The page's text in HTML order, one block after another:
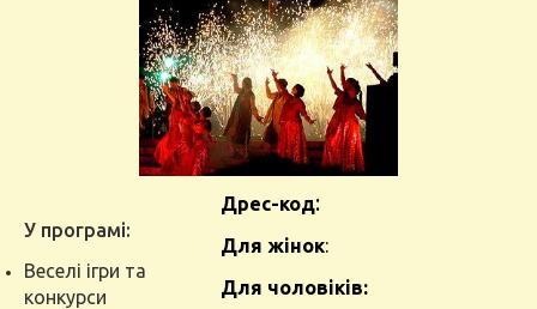
У програмі:
Веселі ігри та
конкурси
Дрес-код:
Для жінок:
Для чоловіків: